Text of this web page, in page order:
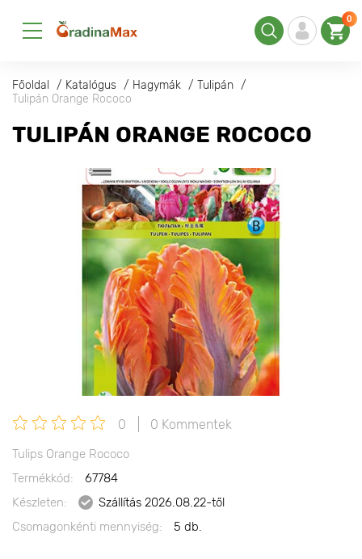
0
Főoldal Katalógus Hagymák
Tulipán
Tulipán Orange Rococo
TULIPÁN ORANGE ROCOCO
0 0 Kommentek
Tulips Orange Rococo
Termékkód:
67784
Készleten:
Szállítás 2026.08.22-től
Csomagonkénti mennyiség:
5 db.